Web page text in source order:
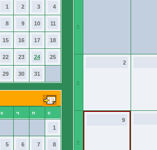
1 2 3 4
8 9 10 11
15 16 17 18
22 23 24 25
29 30 31
с ч п с
1
5 6 7 8
»
»
2
»
9